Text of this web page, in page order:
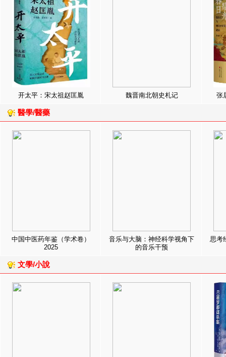
开太平：宋太祖赵匡胤 魏晋南北朝史札记 张
醫學/醫藥
中国中医药年鉴（学术卷）
2025
音乐与大脑：神经科学视角下
的音乐干预
思考
文學/小說